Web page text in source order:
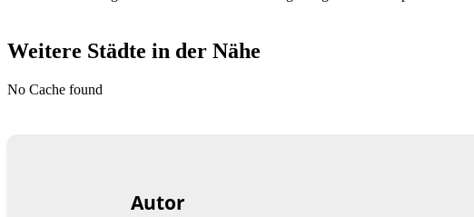
Weitere Städte in der Nähe
No Cache found
Autor